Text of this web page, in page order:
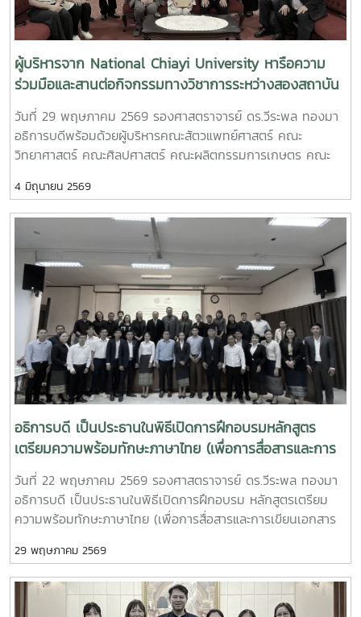
ผู้บริหารจาก National Chiayi University หารือความ
ร่วมมือและสานต่อกิจกรรมทางวิชาการระหว่างสองสถาบัน
วันที่ 29 พฤษภาคม 2569 รองศาสตราจารย์ ดร.วีระพล ทองมา
อธิการบดีพร้อมด้วยผู้บริหารคณะสัตวแพทย์ศาสตร์ คณะ
วิทยาศาสตร์ คณะศิลปศาสตร์ คณะผลิตกรรมการเกษตร คณะ
วิทยาลัยพลังงานทดแทน ให้การต้อนรับ Dr. Yuen-Chun Huang
รองอธิการบดี และผู้บริหารจาก National Chiayi University
ไต้หวัน ในโอกาสเรียนมหาวิทยาลัยแม่โจ้เพื่อหารือความร่วมมือและ
สานต่อกิจกรรมทางวิชาการระหว่างสองสถาบัน
4 มิถุนายน 2569
อธิการบดี เป็นประธานในพิธีเปิดการฝึกอบรมหลักสูตร
เตรียมความพร้อมทักษะภาษาไทย (เพื่อการสื่อสารและการ
เขียนเอกสารวิชาการ) และภาษาอังกฤษให้แก่ผู้รับรัฐบาล
ไทยระดับปริญญาโท
วันที่ 22 พฤษภาคม 2569 รองศาสตราจารย์ ดร.วีระพล ทองมา
อธิการบดี เป็นประธานในพิธีเปิดการฝึกอบรม หลักสูตรเตรียม
ความพร้อมทักษะภาษาไทย (เพื่อการสื่อสารและการเขียนเอกสาร
สาขาการพัฒนาทรัพยากรมนุษย์ ? ภายใต้แผนงานความร่วมมือ
เพื่อการพัฒนาไทย - ลาว ประจำปี 2569 โดยมี คณบดี ผู้บริหาร
อาจารย์คณะศิลปศาสตร์ และคุณสุดารัตน์ อุ่นชัยยา หัวหน้ากลุ่ม
29 พฤษภาคม 2569